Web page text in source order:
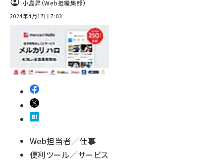
小島昇（Web担編集部）
2024年4月17日 7:03
Web担当者／仕事
便利ツール／サービス